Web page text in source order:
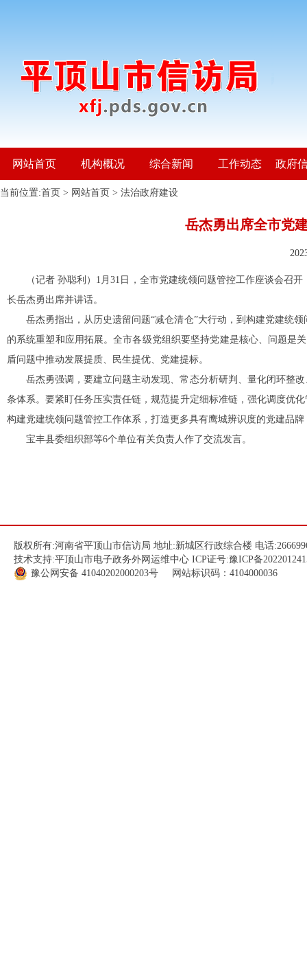
网站首页 机构概况 综合新闻 工作动态 政府
当前位置:首页 > 网站首页 > 法治政府建设
岳杰勇出席全市党
（记者 孙聪利）1月31日，全市党建统领问题管控工作座谈会召
长岳杰勇出席并讲话。
岳杰勇指出，从历史遗留问题“减仓清仓”大行动，到构建党建统
的系统重塑和应用拓展。全市各级党组织要坚持党建是核心、问题是
盾问题中推动发展提质、民生提优、党建提标。
岳杰勇强调，要建立问题主动发现、常态分析研判、量化闭环整
条体系。要紧盯任务压实责任链，规范提升定细标准链，强化调度优
构建党建统领问题管控工作体系，打造更多具有鹰城辨识度的党建品
宝丰县委组织部等6个单位有关负责人作了交流发言。
版权所有:河南省平顶山市信访局 地址:新城区行政综合楼 电话
技术支持:平顶山市电子政务外网运维中心 ICP证号:豫ICP备
豫公网安备 41040202000203号 网站标识码：4104000036